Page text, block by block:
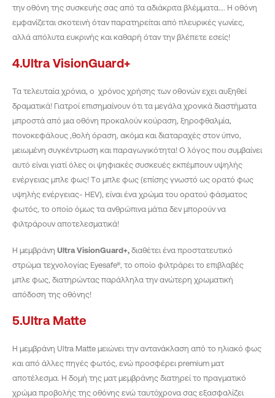
την οθόνη της συσκευής σας από τα αδιάκριτα βλέμματα…. Η οθόνη
εμφανίζεται σκοτεινή όταν παρατηρείται από πλευρικές γωνίες,
αλλά απόλυτα ευκρινής και καθαρή όταν την βλέπετε εσείς!
4.Ultra VisionGuard+
Τα τελευταία χρόνια, ο χρόνος χρήσης των οθονών εχει αυξηθεί
δραματικά! Γιατροί επισημαίνουν ότι τα μεγάλα χρονικά διαστήματα
μπροστά από μια οθόνη προκαλούν κούραση, ξηροφθαλμία,
πονοκεφάλους ,θολή όραση, ακόμα και διαταραχές στον ύπνο,
μειωμένη συγκέντρωση και παραγωγικότητα! Ο λόγος που συμβαίνει
αυτό είναι γιατί όλες οι ψηφιακές συσκευές εκπέμπουν υψηλής
ενέργειας μπλε φως! Tο μπλε φως (επίσης γνωστό ως ορατό φως
υψηλής ενέργειας- HEV), είναι ένα χρώμα του ορατού φάσματος
φωτός, το οποίο όμως τα ανθρώπινα μάτια δεν μπορούν να
φιλτράρουν αποτελεσματικά!
Η μεμβράνη Ultra VisionGuard+, διαθέτει ένα προστατευτικό
στρώμα τεχνολογίας Eyesafe®, το οποίο φιλτράρει το επιβλαβές
μπλε φως, διατηρώντας παράλληλα την ανώτερη χρωματική
απόδοση της οθόνης!
5.Ultra Matte
Η μεμβράνη Ultra Matte μειώνει την αντανάκλαση από το ηλιακό φως
και από άλλες πηγές φωτός, ενώ προσφέρει premium ματ
αποτέλεσμα. Η δομή της ματ μεμβράνης διατηρεί το πραγματικό
χρώμα προβολής της οθόνης ενώ ταυτόχρονα σας εξασφαλίζει